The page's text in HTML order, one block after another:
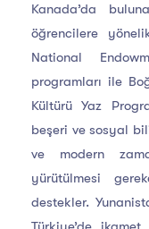
Kanada’da
öğrencilere
National
programları ile
Kültürü Yaz
beşeri ve sosyal
ve modern
yürütülmesi
destekler.